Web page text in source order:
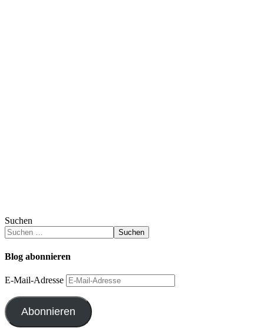
Suchen
Suchen
Blog abonnieren
E-Mail-Adresse
Abonnieren